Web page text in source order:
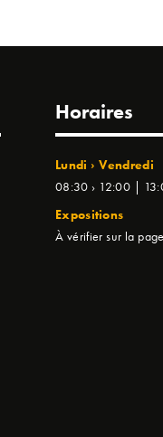
Horaires
Lundi › Vendredi
08:30 › 12:00 |
Expositions
À vérifier sur la